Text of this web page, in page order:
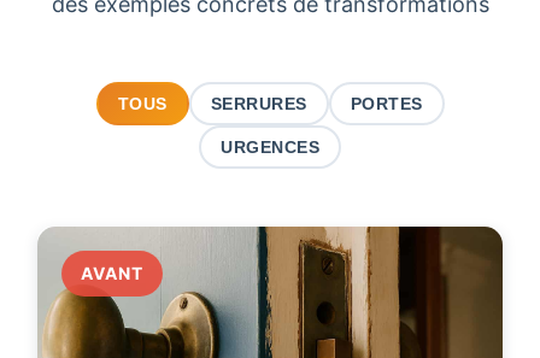
TOUS SERRURES PORTES
URGENCES
AVANT